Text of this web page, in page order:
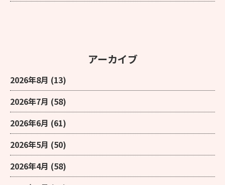
アーカイブ
2026年8月 (13)
2026年7月 (58)
2026年6月 (61)
2026年5月 (50)
2026年4月 (58)